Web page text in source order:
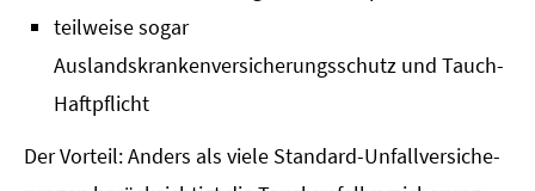
teilweise sogar
Auslandskrankenversicherungsschutz und Tauch-
Haft­pflicht
Der Vorteil: Anders als viele Standard-Unfall­ver­si­che­